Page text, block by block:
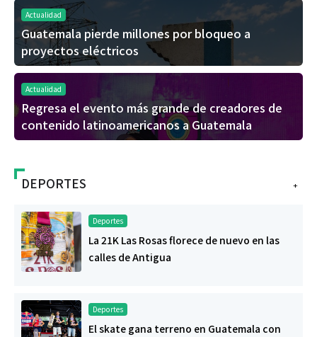
Actualidad
Guatemala pierde millones por bloqueo a
proyectos eléctricos
Actualidad
Regresa el evento más grande de creadores de
contenido latinoamericanos a Guatemala
+
DEPORTES
Deportes
La 21K Las Rosas florece de nuevo en las
calles de Antigua
Deportes
El skate gana terreno en Guatemala con